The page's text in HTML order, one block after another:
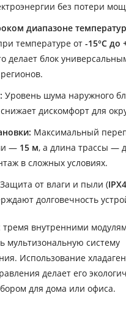
без потери
диапазоне
температуре от -15°C до
делает блок
Уровень шума наружного
дискомфорт для
Максимальный
— 15 м, а длина трассы —
в сложных условиях.
Защита от влаги и пыли (IPX4
долговечность
тремя внутренними
мультизональную систему
Использование
делает его
для дома или офиса.